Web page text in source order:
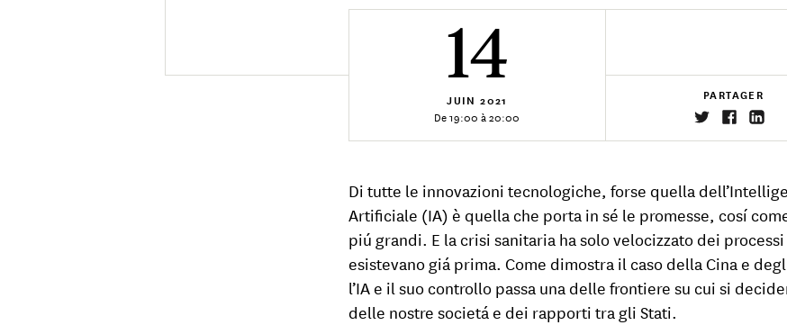
14
JUIN 2021
De 19:00 à 20:00
PARTAGER
Di tutte le innovazioni tecnologiche, forse quella
Artificiale (IA) è quella che porta in sé le promesse, cosí
piú grandi. E la crisi sanitaria ha solo velocizzato dei
esistevano giá prima. Come dimostra il caso della Cina e
l’IA e il suo controllo passa una delle frontiere su cui si
delle nostre societá e dei rapporti tra gli Stati.